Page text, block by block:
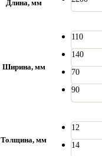
Длина, мм
Ширина, мм
110
140
70
90
Толщина, мм
12
14